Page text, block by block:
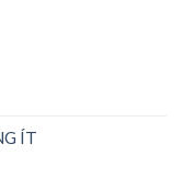
ÍT